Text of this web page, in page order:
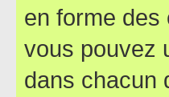
en forme des
vous pouvez
dans chacun